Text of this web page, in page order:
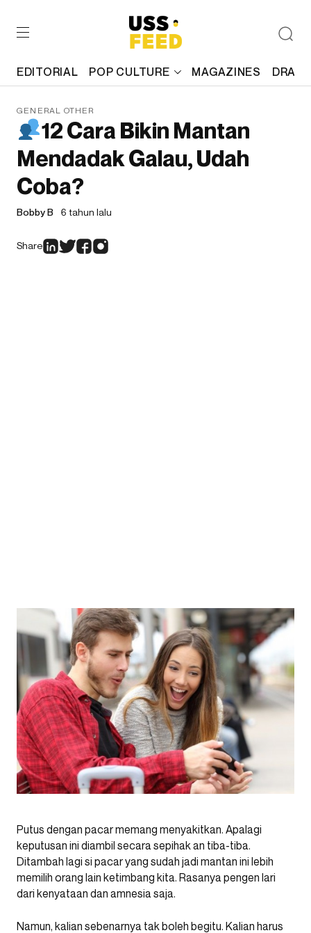
EDITORIAL POP CULTURE MAGAZINES
GENERAL OTHER
12 Cara Bikin Mantan
Mendadak Galau, Udah
Coba?
Bobby B 6 tahun lalu
Share
Putus dengan pacar memang menyakitkan. Apalagi
keputusan ini diambil secara sepihak an tiba-tiba.
Ditambah lagi si pacar yang sudah jadi mantan ini lebih
memilih orang lain ketimbang kita. Rasanya pengen lari
dari kenyataan dan amnesia saja.
Namun, kalian sebenarnya tak boleh begitu. Kalian harus